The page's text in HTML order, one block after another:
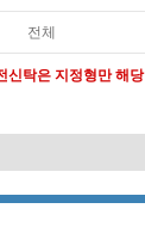
전체
신탁은 지정형만 해당